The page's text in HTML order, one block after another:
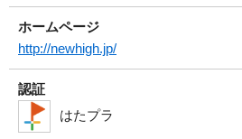
ホームページ
http://newhigh.jp/
認証
はたプラ